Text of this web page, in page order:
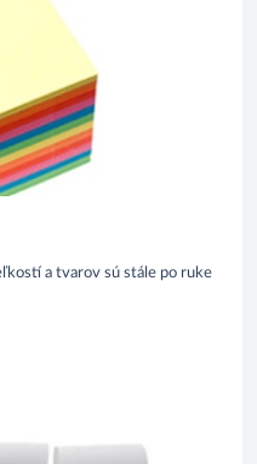
a tvarov sú stále po ruke